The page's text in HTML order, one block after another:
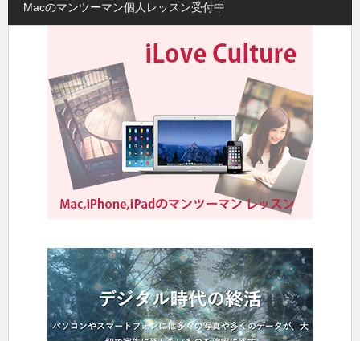
Macのマンツーマン個人レッスン受付中